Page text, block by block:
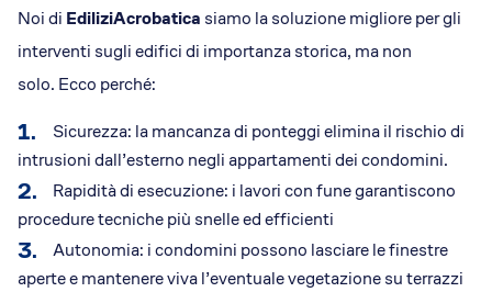
Noi di EdiliziAcrobatica siamo la soluzione migliore per gli
interventi sugli edifici di importanza storica, ma non
solo. Ecco perché:
Sicurezza: la mancanza di ponteggi elimina il rischio di
intrusioni dall’esterno negli appartamenti dei condomini.
Rapidità di esecuzione: i lavori con fune garantiscono
procedure tecniche più snelle ed efficienti
Autonomia: i condomini possono lasciare le finestre
aperte e mantenere viva l’eventuale vegetazione su terrazzi